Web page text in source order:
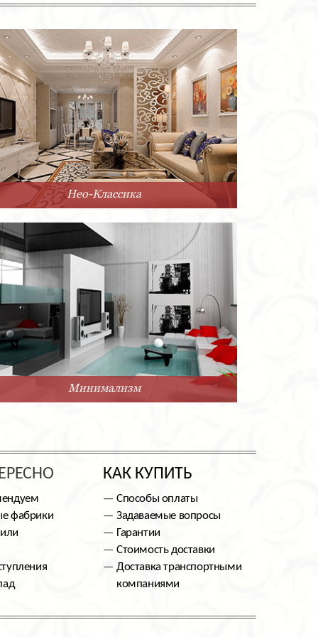
Нео-Классика
Минимализм
фабрики
КАК КУПИТЬ
Способы оплаты
Задаваемые вопросы
Гарантии
Стоимость доставки
Доставка транспортными
компаниями